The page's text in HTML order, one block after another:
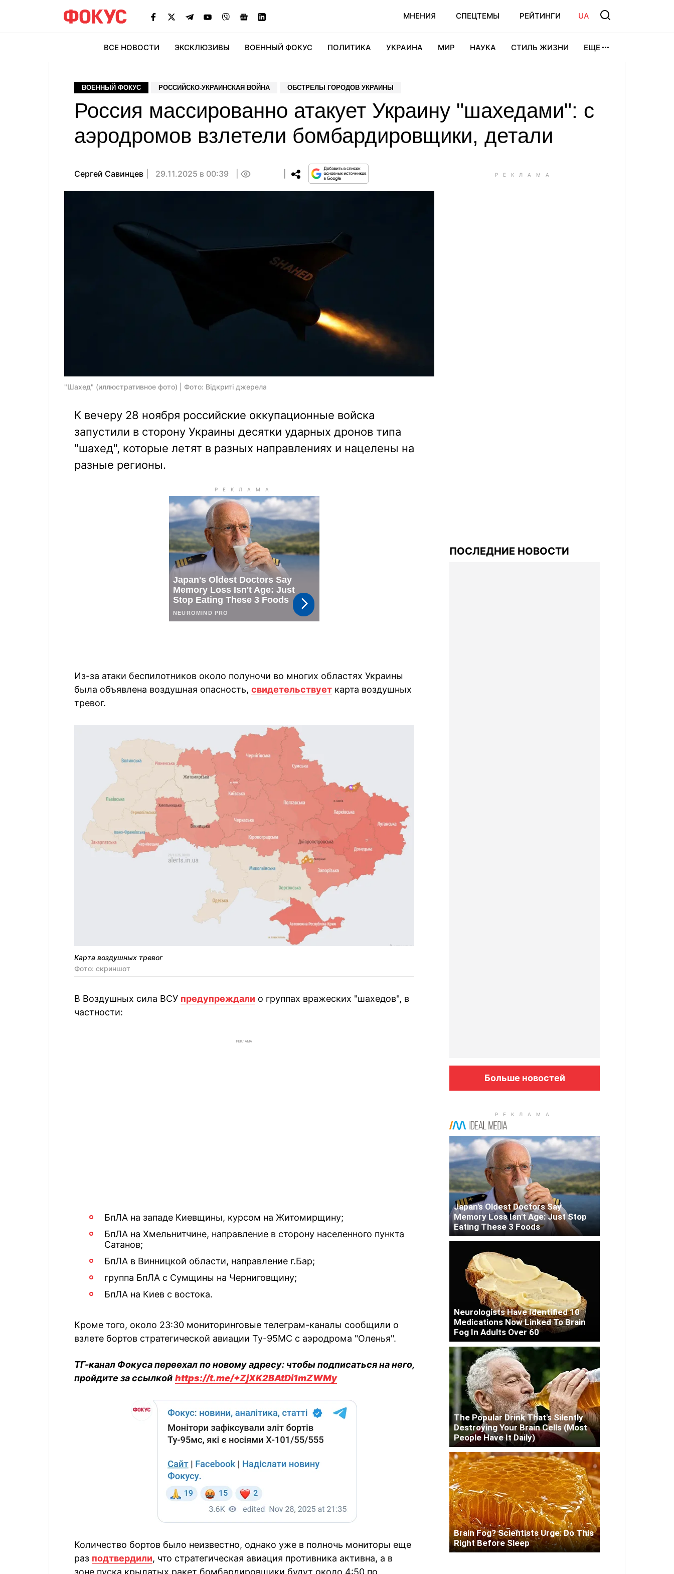
МНЕНИЯ СПЕЦТЕМЫ РЕЙТИНГИ UA
ВСЕ НОВОСТИ ЭКСКЛЮЗИВЫ ВОЕННЫЙ ФОКУС ПОЛИТИКА УКРАИНА МИР НАУКА СТИЛЬ ЖИЗНИ ЕЩЕ
ВОЕННЫЙ ФОКУС РОССИЙСКО-УКРАИНСКАЯ ВОЙНА ОБСТРЕЛЫ ГОРОДОВ УКРАИНЫ
Россия массированно атакует Украину "шахедами": с
аэродромов взлетели бомбардировщики, детали
Сергей Савинцев 29.11.2025 в 00:39
"Шахед" (иллюстративное фото) | Фото: Відкриті джерела
К вечеру 28 ноября российские оккупационные войска
запустили в сторону Украины десятки ударных дронов типа
"шахед", которые летят в разных направлениях и нацелены на
разные регионы.
Из-за атаки беспилотников около полуночи во многих областях Украины
была объявлена воздушная опасность, свидетельствует карта воздушных
тревог.
Карта воздушных тревог
Фото: скриншот
В Воздушных сила ВСУ предупреждали о группах вражеских "шахедов", в
частности:
РЕКЛАМА
БпЛА на западе Киевщины, курсом на Житомирщину;
БпЛА на Хмельнитчине, направление в сторону населенного пункта
Сатанов;
БпЛА в Винницкой области, направление г.Бар;
группа БпЛА с Сумщины на Черниговщину;
БпЛА на Киев с востока.
Кроме того, около 23:30 мониторинговые телеграм-каналы сообщили о
взлете бортов стратегической авиации Ту-95МС с аэродрома "Оленья".
ТГ-канал Фокуса переехал по новому адресу: чтобы подписаться на него,
пройдите за ссылкой https://t.me/+ZjXK2BAtDi1mZWMy
Количество бортов было неизвестно, однако уже в полночь мониторы еще
раз подтвердили, что стратегическая авиация противника активна, а в
зоне пуска крылатых ракет бомбардировщики будут около 4:50 по
ПОСЛЕДНИЕ НОВОСТИ
Больше новостей